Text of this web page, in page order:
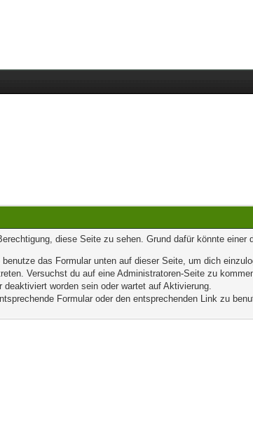
diese Seite zu sehen. Grund dafür könnte einer
das Formular unten auf dieser Seite, um dich
Versuchst du auf eine Administratoren-Seite zu
worden sein oder wartet auf Aktivierung.
Formular oder den entsprechenden Link zu